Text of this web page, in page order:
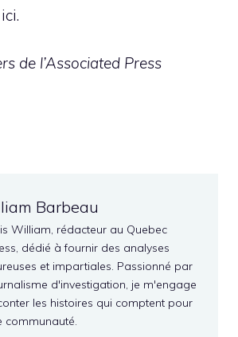
de l’Associated Press
Barbeau
William, rédacteur au Quebec
dédié à fournir des analyses
et impartiales. Passionné par
d'investigation, je m'engage
les histoires qui comptent pour
communauté.